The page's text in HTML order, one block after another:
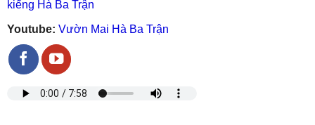
kiểng Hà Ba Trận
Youtube: Vườn Mai Hà Ba Trận